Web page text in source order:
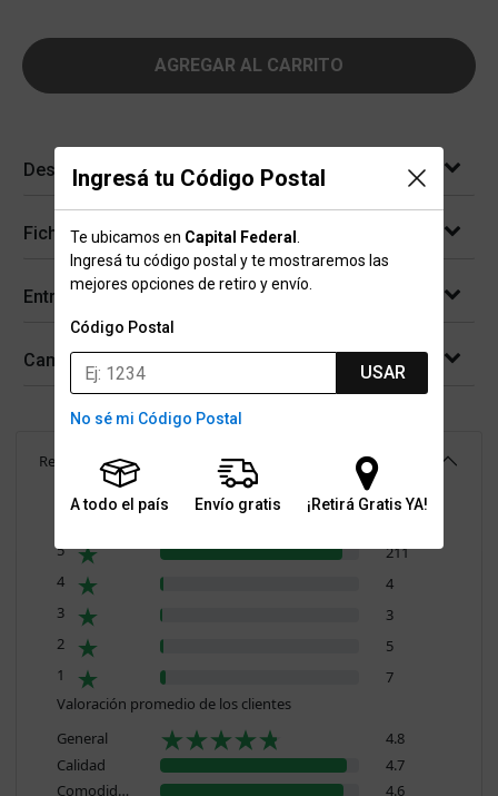
Ingresá tu Código Postal
Te ubicamos en Capital Federal
Ingresá tu código postal y te mostraremos las
mejores opciones de retiro y envío.
Código Postal
USAR
No sé mi Código Postal
A todo el país Envío gratis ¡Retirá Gratis YA!
AGREGAR AL CARRITO
Descripción
Ficha técnica
Entregas
Cambios y devoluciones
Reseñas 230)
Resumen de valoraciones
5
211
4
4
3
3
2
5
1
7
Valoración promedio de los clientes
General
4.8
Calidad
4.7
Comodidad
4.6